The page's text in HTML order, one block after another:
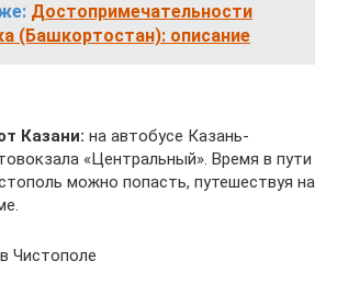
Достопримечательности
(Башкортостан): описание
Казани: на автобусе Казань-
«Центральный». Время в пути
можно попасть, путешествуя на
Чистополе